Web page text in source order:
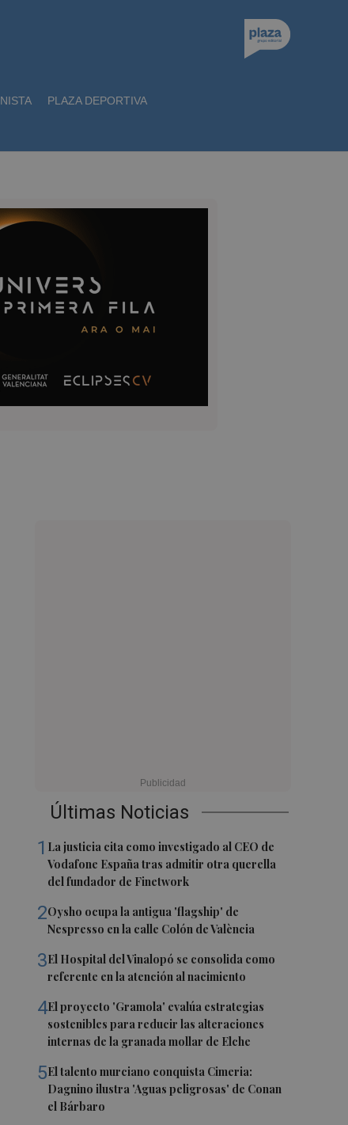
PLAZA DEPORTIVA
Últimas Noticias
1 La justicia cita como investigado al CEO de
Vodafone España tras admitir otra querella
del fundador de Finetwork
2Oysho ocupa la antigua 'flagship' de
Nespresso en la calle Colón de València
3El Hospital del Vinalopó se consolida como
referente en la atención al nacimiento
4El proyecto 'Gramola' evalúa estrategias
sostenibles para reducir las alteraciones
internas de la granada mollar de Elche
5El talento murciano conquista Cimeria:
Dagnino ilustra 'Aguas peligrosas' de Conan
el Bárbaro